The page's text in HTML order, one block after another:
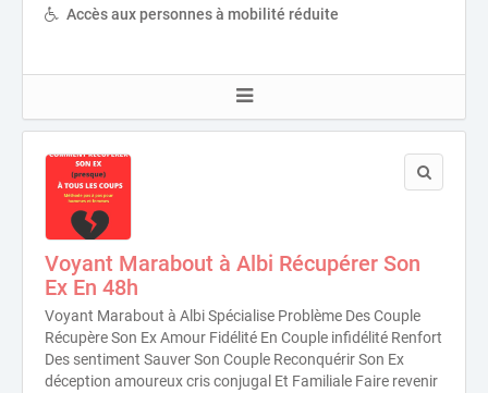
Accès aux personnes à mobilité réduite
Voyant Marabout à Albi Récupérer Son
Ex En 48h
Voyant Marabout à Albi Spécialise Problème Des Couple
Récupère Son Ex Amour Fidélité En Couple infidélité Renfort
Des sentiment Sauver Son Couple Reconquérir Son Ex
déception amoureux cris conjugal Et Familiale Faire revenir